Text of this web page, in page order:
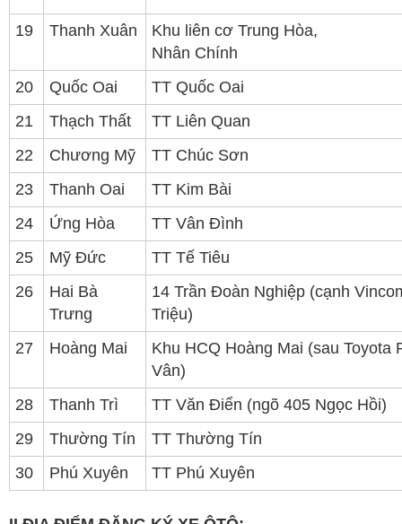
19 Thanh Xuân
Khu liên cơ Trung Hòa,
Nhân Chính
20
Quốc Oai
TT Quốc Oai
21
Thạch Thất
TT Liên Quan
22
Chương Mỹ
TT Chúc Sơn
23
Thanh Oai
TT Kim Bài
24
Ứng Hòa
TT Vân Đình
25
Mỹ Đức
TT Tế Tiêu
26
Hai Bà
Trưng
14 Trần Đoàn Nghiệp (cạnh
Triệu)
27
Hoàng Mai
Khu HCQ Hoàng Mai (sau Toyota
Vân)
28
Thanh Trì
TT Văn Điển (ngõ 405 Ngọc Hồi)
29
Thường Tín
TT Thường Tín
30
Phú Xuyên TT Phú Xuyên